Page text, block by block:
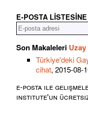
E-POSTA
Son Makaleleri
Türkiye'deki
cihat, 2015-08-
e-posta ile
institute'un